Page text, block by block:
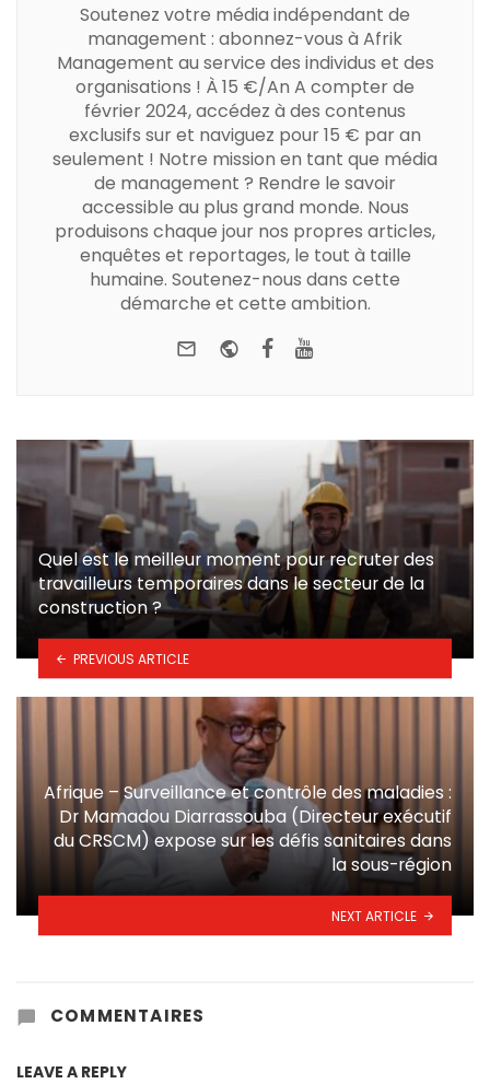
Soutenez votre média indépendant de
management : abonnez-vous à Afrik
Management au service des individus et des
organisations ! À 15 €/An A compter de
février 2024, accédez à des contenus
exclusifs sur et naviguez pour 15 € par an
seulement ! Notre mission en tant que média
de management ? Rendre le savoir
accessible au plus grand monde. Nous
produisons chaque jour nos propres articles,
enquêtes et reportages, le tout à taille
humaine. Soutenez-nous dans cette
démarche et cette ambition.
e-mailWebsiteFacebook
Quel est le meilleur moment pour recruter des
travailleurs temporaires dans le secteur de la
construction ?
PREVIOUS ARTICLE
Afrique – Surveillance et contrôle des maladies :
Dr Mamadou Diarrassouba (Directeur exécutif
du CRSCM) expose sur les défis sanitaires dans
la sous-région
NEXT ARTICLE
COMMENTAIRES
LEAVE A REPLY